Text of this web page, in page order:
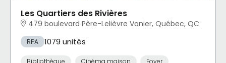
Les Quartiers des Rivières
479 boulevard Père-Lelièvre Vanier, Québec, QC
RPA 1079 unités